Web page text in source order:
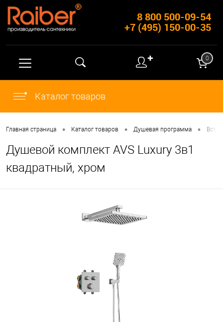
8 800 500-09-54
+7 (495) 150-00-35
✚ 0
Каталог товаров
Главная страница • Каталог товаров • Душевая программа •
Душевой комплект AVS Luxury 3в1
квадратный, хром